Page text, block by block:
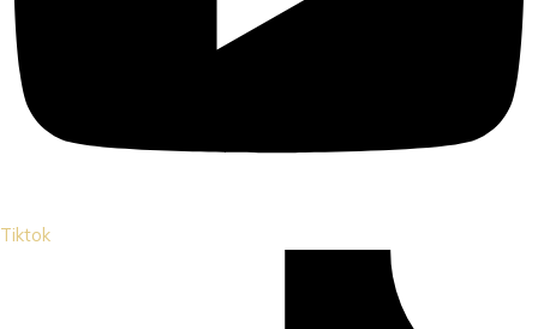
Tiktok